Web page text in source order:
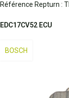
Référence Repturn :
EDC17CV52 ECU
BOSCH